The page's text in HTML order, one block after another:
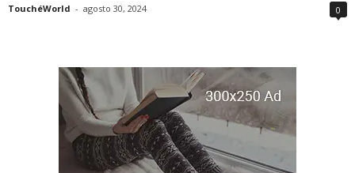
TouchéWorld - agosto 30, 2024 0